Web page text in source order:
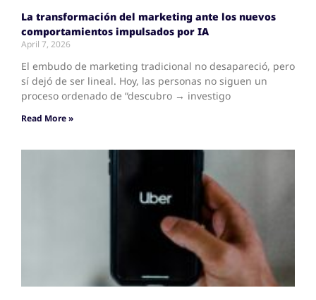
La transformación del marketing ante los nuevos
comportamientos impulsados por IA
April 7, 2026
El embudo de marketing tradicional no desapareció, pero
sí dejó de ser lineal. Hoy, las personas no siguen un
proceso ordenado de “descubro → investigo
Read More »